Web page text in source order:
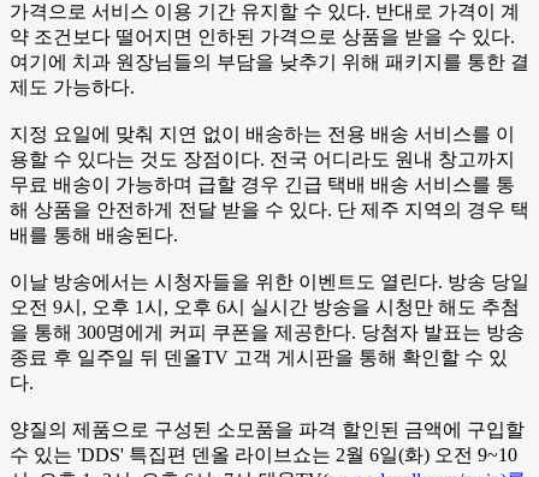
가격으로 서비스 이용 기간 유지할 수 있다. 반대로 가격이 계
약 조건보다 떨어지면 인하된 가격으로 상품을 받을 수 있다.
여기에 치과 원장님들의 부담을 낮추기 위해 패키지를 통한 결
제도 가능하다.
지정 요일에 맞춰 지연 없이 배송하는 전용 배송 서비스를 이
용할 수 있다는 것도 장점이다. 전국 어디라도 원내 창고까지
무료 배송이 가능하며 급할 경우 긴급 택배 배송 서비스를 통
해 상품을 안전하게 전달 받을 수 있다. 단 제주 지역의 경우 택
배를 통해 배송된다.
이날 방송에서는 시청자들을 위한 이벤트도 열린다. 방송 당일
오전 9시, 오후 1시, 오후 6시 실시간 방송을 시청만 해도 추첨
을 통해 300명에게 커피 쿠폰을 제공한다. 당첨자 발표는 방송
종료 후 일주일 뒤 덴올TV 고객 게시판을 통해 확인할 수 있
다.
양질의 제품으로 구성된 소모품을 파격 할인된 금액에 구입할
수 있는 'DDS' 특집편 덴올 라이브쇼는 2월 6일(화) 오전 9~10